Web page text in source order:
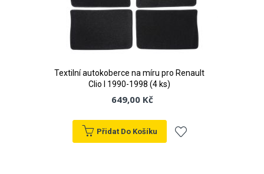
Textilní autokoberce na míru pro Renault
Clio I 1990-1998 (4 ks)
649,00 Kč
Přidat Do Košíku